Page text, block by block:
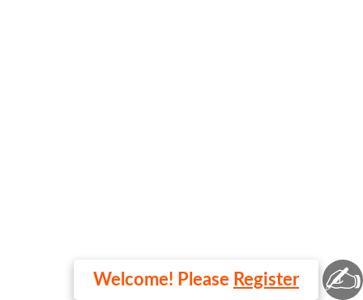
Welcome! Please Register ✍